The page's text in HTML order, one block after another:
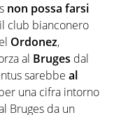
non possa farsi
club bianconero
Ordonez,
al Bruges dal
sarebbe al
una cifra intorno
Bruges da un